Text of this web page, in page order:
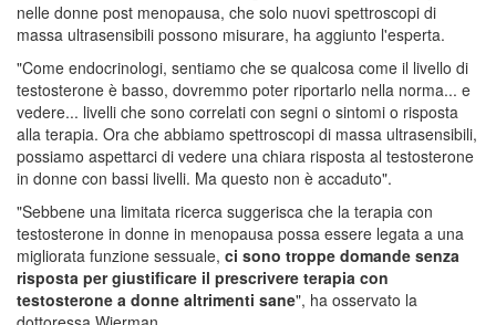
nelle donne post menopausa, che solo nuovi spettroscopi di
massa ultrasensibili possono misurare, ha aggiunto l'esperta.
"Come endocrinologi, sentiamo che se qualcosa come il livello di
testosterone è basso, dovremmo poter riportarlo nella norma... e
vedere... livelli che sono correlati con segni o sintomi o risposta
alla terapia. Ora che abbiamo spettroscopi di massa ultrasensibili,
possiamo aspettarci di vedere una chiara risposta al testosterone
in donne con bassi livelli. Ma questo non è accaduto".
"Sebbene una limitata ricerca suggerisca che la terapia con
testosterone in donne in menopausa possa essere legata a una
migliorata funzione sessuale, ci sono troppe domande senza
risposta per giustificare il prescrivere terapia con
testosterone a donne altrimenti sane", ha osservato la